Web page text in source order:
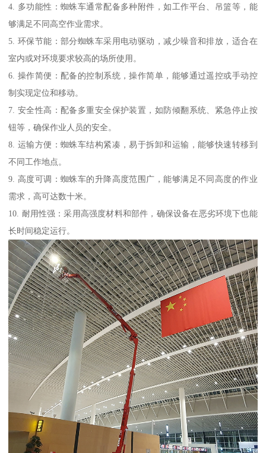
4. 多功能性：蜘蛛车通常配备多种附件，如工作平台、吊篮等，能
够满足不同高空作业需求。
5. 环保节能：部分蜘蛛车采用电动驱动，减少噪音和排放，适合在
室内或对环境要求较高的场所使用。
6. 操作简便：配备的控制系统，操作简单，能够通过遥控或手动控
制实现定位和移动。
7. 安全性高：配备多重安全保护装置，如防倾翻系统、紧急停止按
钮等，确保作业人员的安全。
8. 运输方便：蜘蛛车结构紧凑，易于拆卸和运输，能够快速转移到
不同工作地点。
9. 高度可调：蜘蛛车的升降高度范围广，能够满足不同高度的作业
需求，高可达数十米。
10. 耐用性强：采用高强度材料和部件，确保设备在恶劣环境下也能
长时间稳定运行。